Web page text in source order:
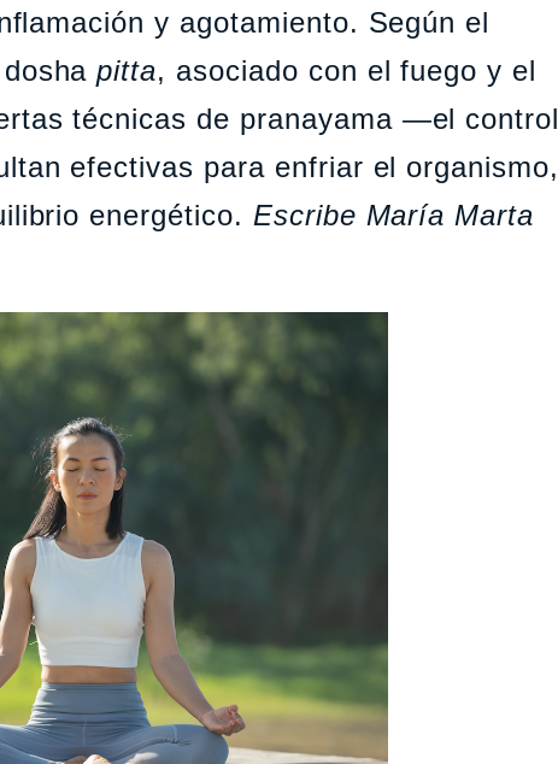
y agotamiento. Según el
doshapitta, asociado con el fuego y el
técnicas de pranayama —el control
efectivas para enfriar el organismo,
energético. Escribe María Marta